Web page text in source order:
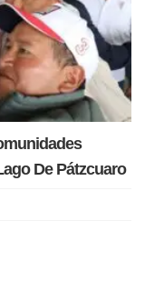
De Pátzcuaro